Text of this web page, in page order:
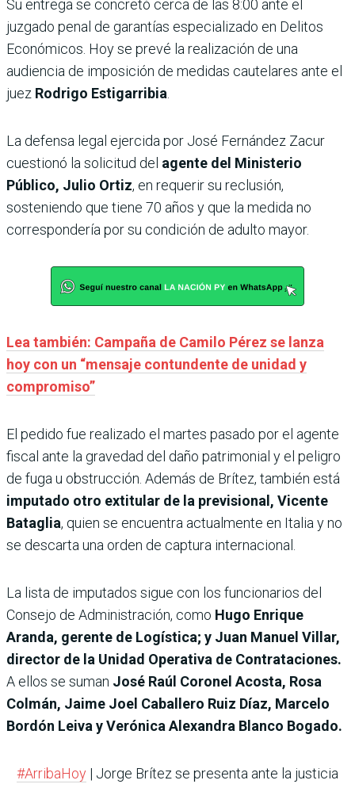
Su entrega se concretó cerca de las 8:00 ante el
juzgado penal de garantías especializado en Delitos
Económicos. Hoy se prevé la realización de una
audiencia de imposición de medidas cautelares ante el
juez Rodrigo Estigarribia
La defensa legal ejercida por José Fernández Zacur
cuestionó la solicitud del agente del Ministerio
Público, Julio Ortiz, en requerir su reclusión,
sosteniendo que tiene 70 años y que la medida no
correspondería por su condición de adulto mayor.
Lea también: Campaña de Camilo Pérez se lanza
hoy con un “mensaje contundente de unidad y
compromiso”
El pedido fue realizado el martes pasado por el agente
fiscal ante la gravedad del daño patrimonial y el peligro
de fuga u obstrucción. Además de Brítez, también está
imputado otro extitular de la previsional, Vicente
Bataglia, quien se encuentra actualmente en Italia y no
se descarta una orden de captura internacional.
La lista de imputados sigue con los funcionarios del
Consejo de Administración, como Hugo Enrique
Aranda, gerente de Logística; y Juan Manuel Villar,
director de la Unidad Operativa de Contrataciones.
A ellos se suman José Raúl Coronel Acosta, Rosa
Colmán, Jaime Joel Caballero Ruiz Díaz, Marcelo
Bordón Leiva y Verónica Alexandra Blanco Bogado.
#ArribaHoy | Jorge Brítez se presenta ante la justicia